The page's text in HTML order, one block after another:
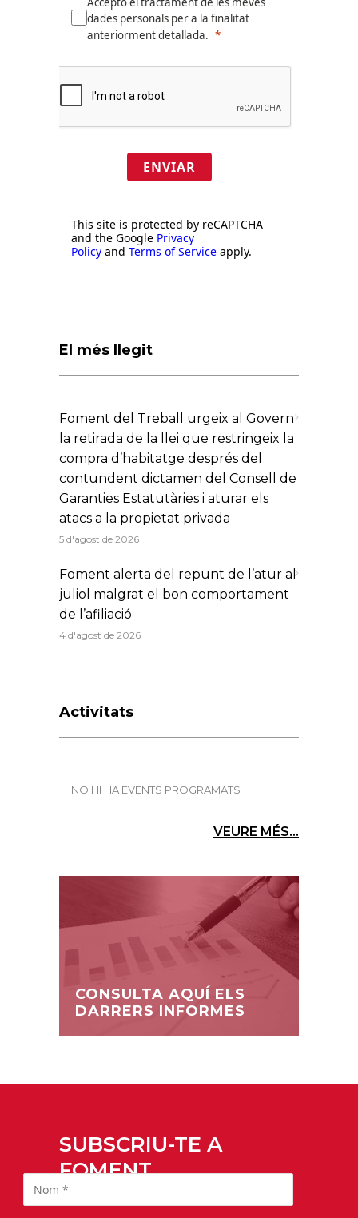
dades personals per a la finalitat
anteriorment detallada.
ENVIAR
This site is protected by reCAPTCHA
and the Google Privacy
Policy and Terms of Service apply.
El més llegit
Foment del Treball urgeix al Govern
la retirada de la llei que restringeix la
compra d’habitatge després del
contundent dictamen del Consell de
Garanties Estatutàries i aturar els
atacs a la propietat privada
5 d'agost de 2026
Foment alerta del repunt de l’atur al
juliol malgrat el bon comportament
de l’afiliació
4 d'agost de 2026
Activitats
NO HI HA EVENTS PROGRAMATS
VEURE MÉS...
CONSULTA AQUÍ ELS
DARRERS INFORMES
SUBSCRIU-TE A
FOMENT